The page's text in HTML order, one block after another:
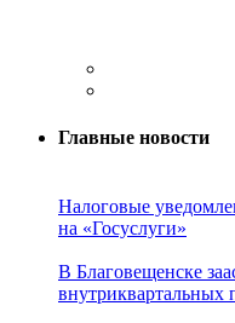
Главные новости
Налоговые
на «Госуслуги»
В Благовещенске
внутриквартальных